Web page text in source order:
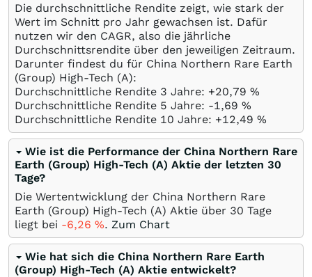
Die durchschnittliche Rendite zeigt, wie stark der
Wert im Schnitt pro Jahr gewachsen ist. Dafür
nutzen wir den CAGR, also die jährliche
Durchschnittsrendite über den jeweiligen Zeitraum.
Darunter findest du für China Northern Rare Earth
(Group) High-Tech (A):
Durchschnittliche Rendite 3 Jahre: +20,79 %
Durchschnittliche Rendite 5 Jahre: -1,69 %
Durchschnittliche Rendite 10 Jahre: +12,49 %
Wie ist die Performance der China Northern Rare
Earth (Group) High-Tech (A) Aktie der letzten 30
Tage?
Die Wertentwicklung der China Northern Rare
Earth (Group) High-Tech (A) Aktie über 30 Tage
liegt bei -6,26 %. Zum Chart
Wie hat sich die China Northern Rare Earth
(Group) High-Tech (A) Aktie entwickelt?